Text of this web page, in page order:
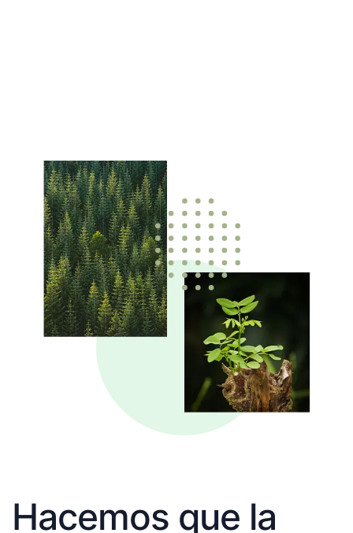
Hacemos que la